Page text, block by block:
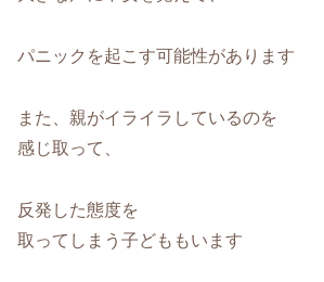
パニックを起こす可能性があります
また、親がイライラしているのを
感じ取って、
反発した態度を
取ってしまう子どももいます